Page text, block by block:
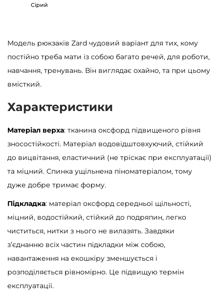
й
з
б
і
и
л
к
і
с
т
ь
Сірий
Модель рюкзаків Zard чудовий варіант для тих, кому
постійно треба мати із собою багато речей, для роботи,
навчання, тренувань. Він виглядає охайно, та при цьому
вмісткий.
Характеристики
Матеріал верха: тканина оксфорд підвищеного рівня
зносостійкості. Матеріал водовідштовхуючий, стійкий
до вицвітання, еластичний (не тріскає при експлуатації)
та міцний. Спинка ущільнена піноматеріалом, тому
дуже добре тримає форму.
Підкладка: матеріал оксфорд середньої щільності,
міцний, водостійкий, стійкий до подряпин, легко
чиститься, нитки з нього не вилазять. Завдяки
з’єднанню всіх частин підкладки між собою,
навантаження на екошкіру зменшується і
розподіляється рівномірно. Це підвищую термін
експлуатації.